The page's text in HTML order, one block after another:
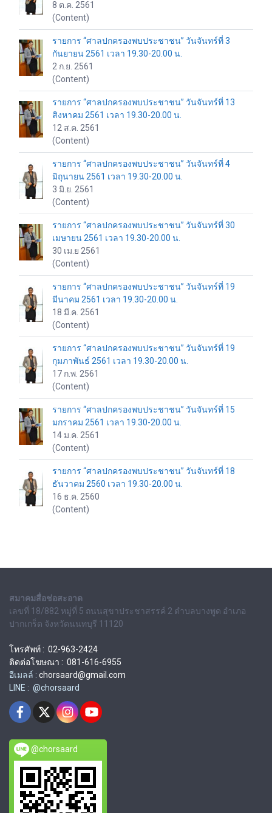
8 ต.ค. 2561
(Content)
รายการ “ศาลปกครองพบประชาชน” วันจันทร์ที่ 3
กันยายน 2561 เวลา 19.30-20.00 น.
2 ก.ย. 2561
(Content)
รายการ “ศาลปกครองพบประชาชน” วันจันทร์ที่ 13
สิงหาคม 2561 เวลา 19.30-20.00 น.
12 ส.ค. 2561
(Content)
รายการ “ศาลปกครองพบประชาชน” วันจันทร์ที่ 4
มิถุนายน 2561 เวลา 19.30-20.00 น.
3 มิ.ย. 2561
(Content)
รายการ “ศาลปกครองพบประชาชน” วันจันทร์ที่ 30
เมษายน 2561 เวลา 19.30-20.00 น.
30 เม.ย 2561
(Content)
รายการ “ศาลปกครองพบประชาชน” วันจันทร์ที่ 19
มีนาคม 2561 เวลา 19.30-20.00 น.
18 มี.ค. 2561
(Content)
รายการ “ศาลปกครองพบประชาชน” วันจันทร์ที่ 19
กุมภาพันธ์ 2561 เวลา 19.30-20.00 น.
17 ก.พ. 2561
(Content)
รายการ “ศาลปกครองพบประชาชน” วันจันทร์ที่ 15
มกราคม 2561 เวลา 19.30-20.00 น.
14 ม.ค. 2561
(Content)
รายการ “ศาลปกครองพบประชาชน” วันจันทร์ที่ 18
ธันวาคม 2560 เวลา 19.30-20.00 น.
16 ธ.ค. 2560
(Content)
สมาคมสื่อช่อสะอาด
เลขที่ 18/882 หมู่ที่ 5 ถนนสุขาประชาสรรค์ 2 ตำบลบางพูด อำเภอ
ปากเกร็ด จังหวัดนนทบุรี 11120
โทรศัพท์ : 02-963-2424
ติดต่อโฆษณา : 081-616-6955
อีเมลล์ : chorsaard@gmail.com
LINE : @chorsaard
@chorsaard